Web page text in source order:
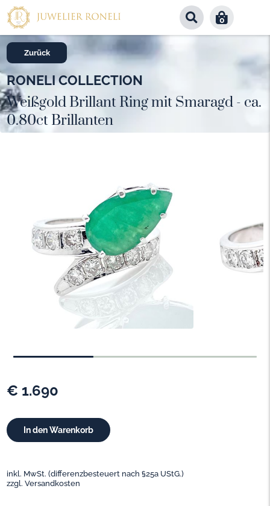
0
Zurück
€ 1.690
inkl. MwSt. (differenzbesteuert nach §25a UStG.)
zzgl. Versandkosten
RONELI COLLECTION
Weißgold Brillant Ring mit Smaragd - ca.
0.80ct Brillanten